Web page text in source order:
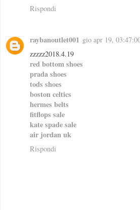
Rispondi
raybanoutlet001 gio apr 19,
zzzzz2018.4.19
red bottom shoes
prada shoes
tods shoes
boston celtics
hermes belts
fitflops sale
kate spade sale
air jordan uk
Rispondi